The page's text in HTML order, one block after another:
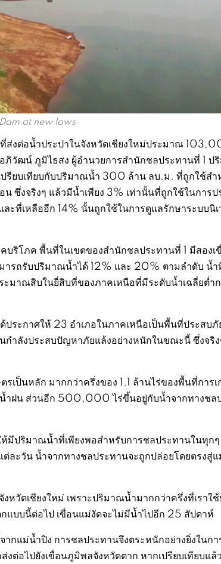
at new lows
ส่งต่อน้ำประปาในจังหวัดเชียงใหม่ประมาณ
วัฒน์ ภูมิไธสง ผู้อำนวยการสำนักชลประทานที่ 1 ป
ปรียบเทียบกับปริมาณน้ำ 300 ล้าน ลบ.ม. ที่ถูกใช้สำ
ซึ่งจริงๆ แล้วมีน้ำเพียง 3% เท่านั้นที่ถูกใช้ในการป
ที่เหลืออีก 14% นั้นถูกใช้ในการดูแลรักษาระบบนิ
ริโภค พื้นที่ในเขตของสำนักชลประทานที่ 1 มีสองเ
รถรับปริมาณน้ำได้ 12% และ 20% ตามลำดับ น้
ะมาณสิบในยี่สิบที่ของภาคเหนือที่มีระดับน้ำเฉลี่ยต่ำ
ระกาศให้ 23 อำเภอในภาคเหนือเป็นพื้นที่ประสบภั
ำลังประสบปัญหาภัยแล้งอย่างหนักในขณะนี้ ซึ่งจริง
เป็นหลัก มากกว่าครึ่งของ 1.1 ล้านไร่ของพื้นที่การ
ำฝน ส่วนอีก 500,000 ไร่ขึ้นอยู่กับน้ำจากทางชล
มีปริมาณน้ำที่เพียงพอสำหรับการชลประทานในทุก
ะวัน น้ำจากทางชลประทานจะถูกปล่อยโดยตรงสู่
วัดเชียงใหม่ เพราะปริมาณน้ำมากกว่าครึ่งที่เราใ
แบบนี้ต่อไป เขื่อนแม่งัดจะไม่มีน้ำไปอีก 25 สัปดาห์
กแม่น้ำปิง การชลประทานจึงตระหนักอย่างยิ่งในก
ต่อไปยังเขื่อนภูมิพลจังหวัดตาก หากเปรียบเทียบแล้